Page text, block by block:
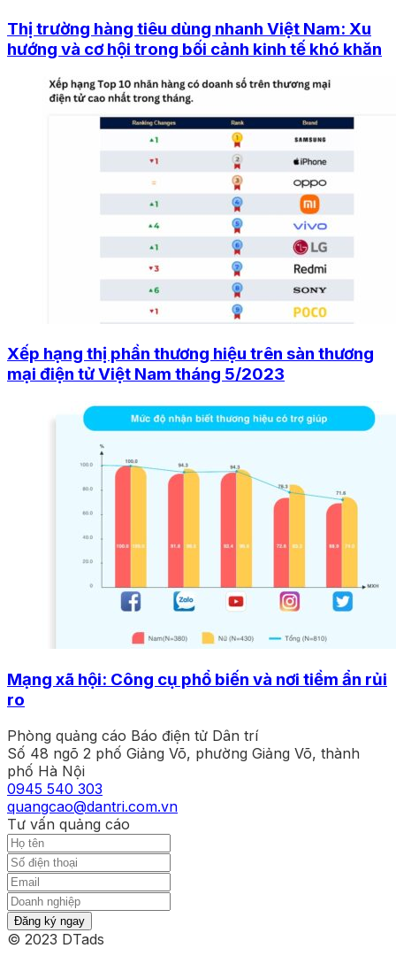
Thị trường hàng tiêu dùng nhanh Việt Nam: Xu
hướng và cơ hội trong bối cảnh kinh tế khó khăn
Xếp hạng thị phần thương hiệu trên sàn thương
mại điện tử Việt Nam tháng 5/2023
Mạng xã hội: Công cụ phổ biến và nơi tiềm ẩn rủi
ro
Phòng quảng cáo Báo điện tử Dân trí
Số 48 ngõ 2 phố Giảng Võ, phường Giảng Võ, thành
phố Hà Nội
0945 540 303
quangcao@dantri.com.vn
Tư vấn quảng cáo
Đăng ký ngay
© 2023 DTads